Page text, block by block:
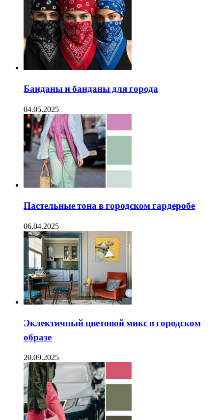
Банданы и банданы для города
04.05.2025
Пастельные тона в городском гардеробе
06.04.2025
Эклектичный цветовой микс в городском
образе
20.09.2025